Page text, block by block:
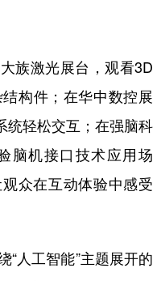
激光展台，观看3D
构件；在华中数控展
统轻松交互；在强脑科
脑机接口技术应用场
众在互动体验中感受
工智能”主题展开的